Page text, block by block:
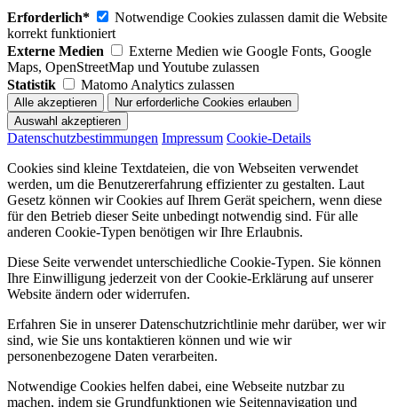
Erforderlich*
Notwendige Cookies zulassen damit die Website
korrekt funktioniert
Externe Medien
Externe Medien wie Google Fonts, Google
Maps, OpenStreetMap und Youtube zulassen
Statistik
Matomo Analytics zulassen
Datenschutzbestimmungen Impressum Cookie-Details
Cookies sind kleine Textdateien, die von Webseiten verwendet
werden, um die Benutzererfahrung effizienter zu gestalten. Laut
Gesetz können wir Cookies auf Ihrem Gerät speichern, wenn diese
für den Betrieb dieser Seite unbedingt notwendig sind. Für alle
anderen Cookie-Typen benötigen wir Ihre Erlaubnis.
Diese Seite verwendet unterschiedliche Cookie-Typen. Sie können
Ihre Einwilligung jederzeit von der Cookie-Erklärung auf unserer
Website ändern oder widerrufen.
Erfahren Sie in unserer Datenschutzrichtlinie mehr darüber, wer wir
sind, wie Sie uns kontaktieren können und wie wir
personenbezogene Daten verarbeiten.
Notwendige Cookies helfen dabei, eine Webseite nutzbar zu
machen, indem sie Grundfunktionen wie Seitennavigation und